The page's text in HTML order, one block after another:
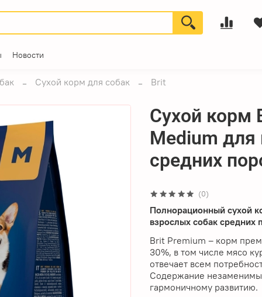
Новости
Сухой корм для собак Brit
(0)
Сухой корм
Medium для взрослых собак
средних
Полнорационный сухой
взрослых собак средних
Brit Premium – корм
30%, в том числе мясо
отвечает всем
Содержание
гармоничному развитию.